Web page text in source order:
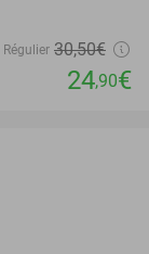
Régulier 30,50€
24,90€